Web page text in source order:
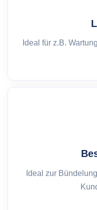
Ideal für z.B.
Ideal zur